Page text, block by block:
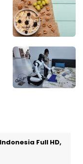
Full HD,